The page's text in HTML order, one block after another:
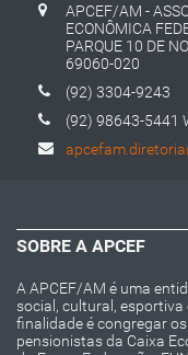
APCEF/AM -
ECONÔMICA
PARQUE 10 DE
69060-020
(92) 3304-9243
(92) 98643-5441
SOBRE A APCEF
A APCEF/AM é uma
social, cultural,
finalidade é congregar
pensionistas da Caixa